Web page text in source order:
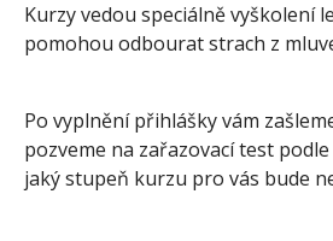
Kurzy vedou speciálně vyškolení
pomohou odbourat strach z
Po vyplnění přihlášky vám
pozveme na zařazovací test
jaký stupeň kurzu pro vás bude